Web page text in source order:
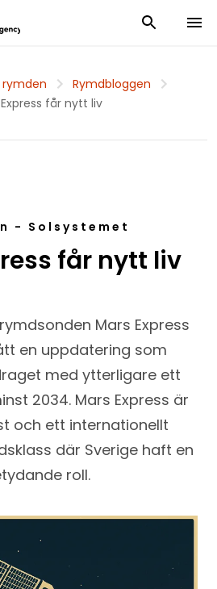
Visa och dölj
Visa
Rymdbloggen
får nytt liv
- Solsystemet
får nytt liv
Mars Express
en uppdatering som
med ytterligare ett
2034. Mars Express är
och ett internationellt
där Sverige haft en
roll.